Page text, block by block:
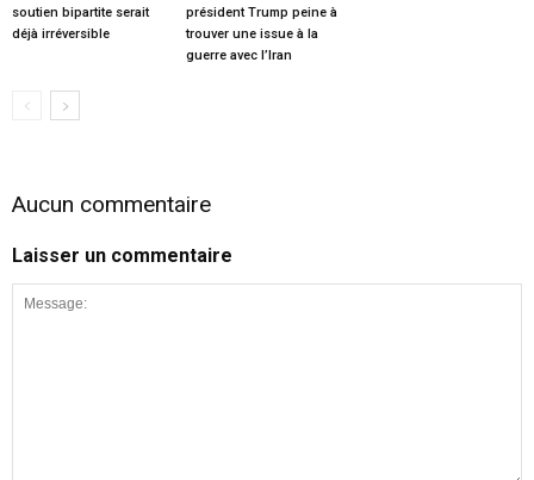
soutien bipartite serait
déjà irréversible
président Trump peine à
trouver une issue à la
guerre avec l’Iran
Aucun commentaire
Laisser un commentaire